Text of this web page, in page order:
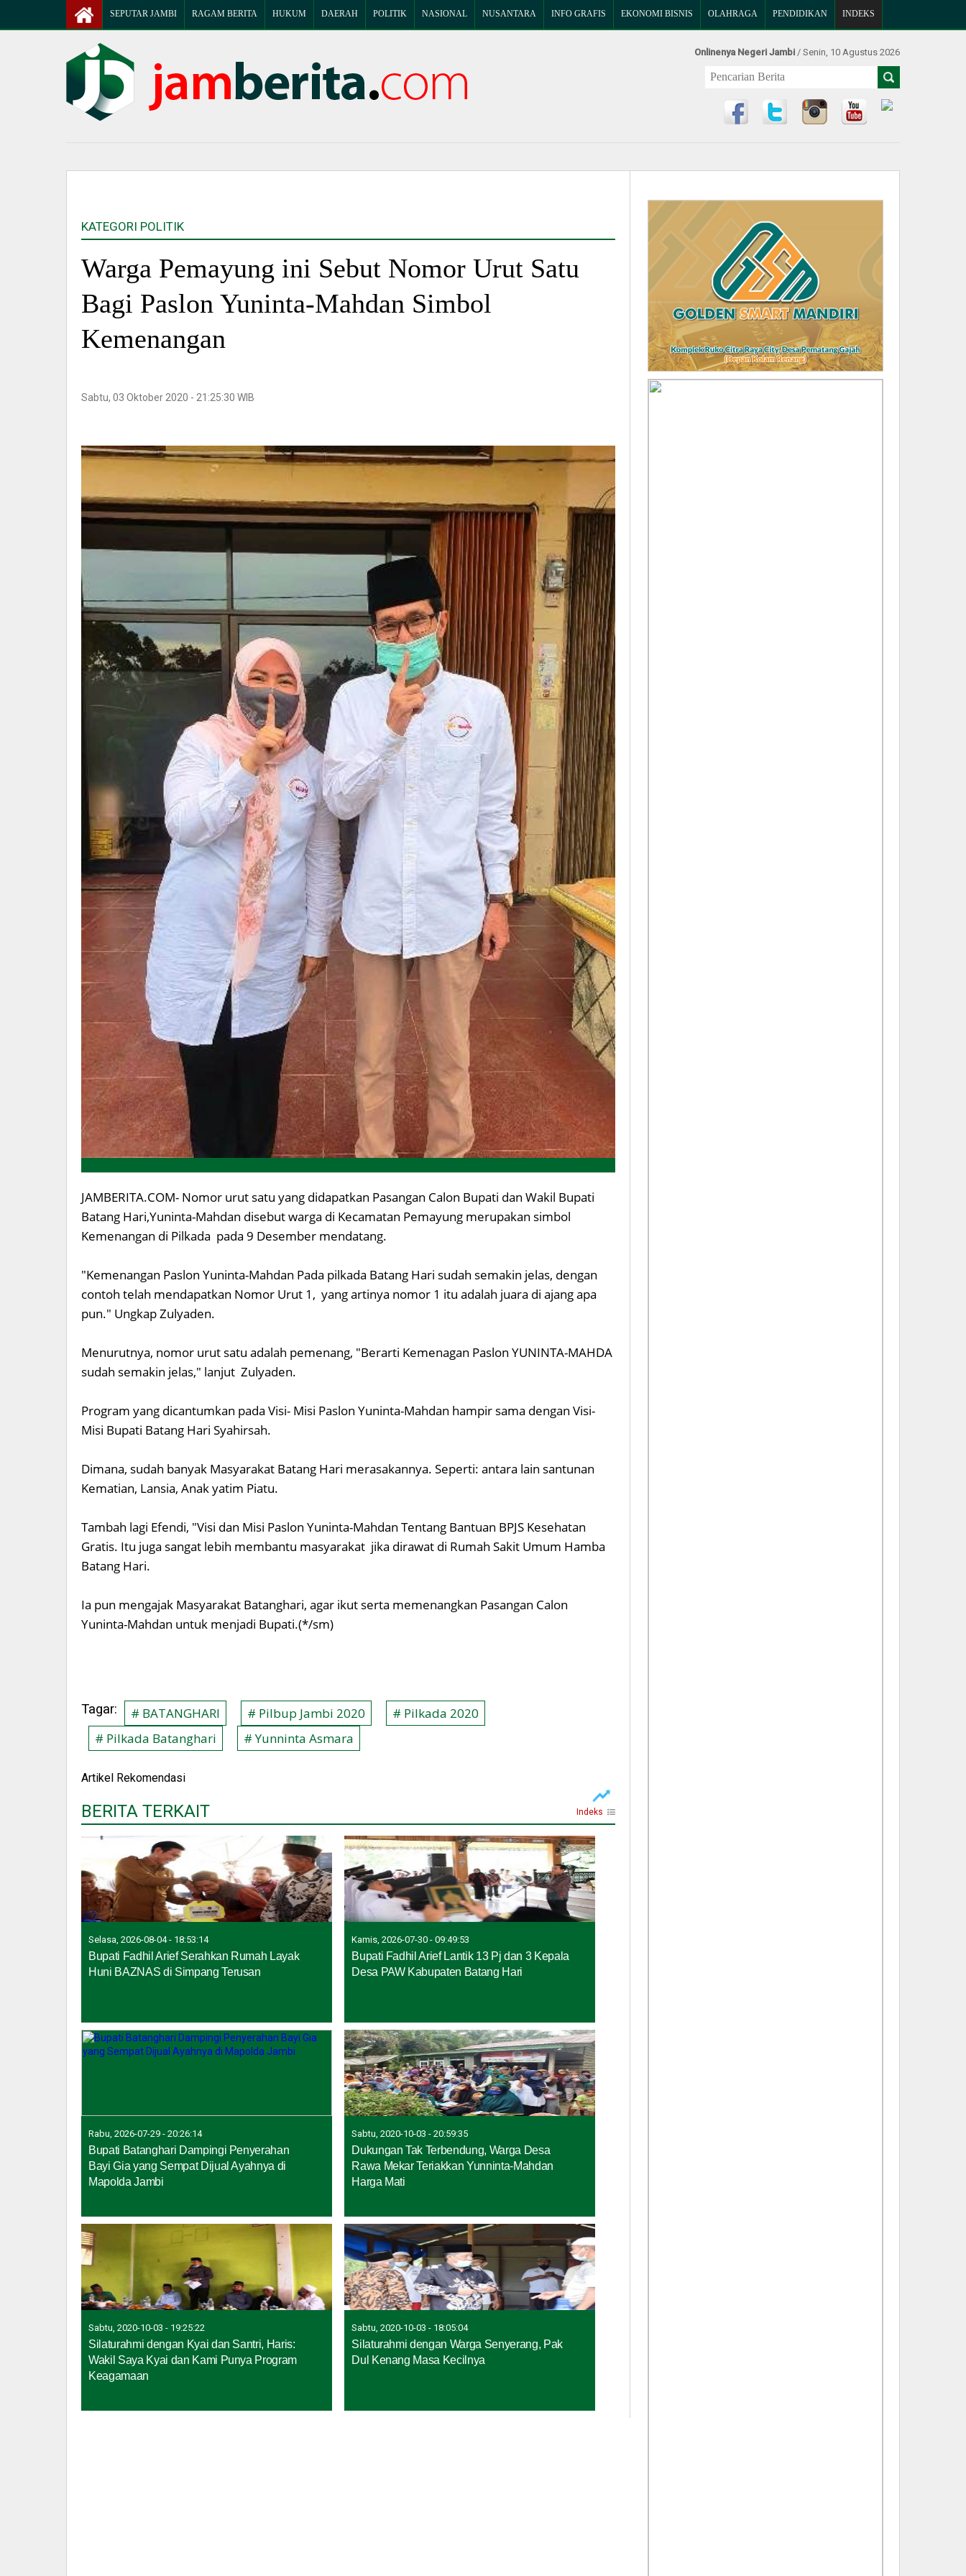
SEPUTAR JAMBI RAGAM BERITA HUKUM DAERAH POLITIK NASIONAL NUSANTARA INFO GRAFIS EKONOMI BISNIS OLAHRAGA PENDIDIKAN INDEKS
Onlinenya Negeri Jambi / Senin, 10 Agustus 2026
KATEGORI POLITIK
Warga Pemayung ini Sebut Nomor Urut Satu
Bagi Paslon Yuninta-Mahdan Simbol
Kemenangan
Sabtu, 03 Oktober 2020 - 21:25:30 WIB
JAMBERITA.COM- Nomor urut satu yang didapatkan Pasangan Calon Bupati dan Wakil Bupati
Batang Hari,Yuninta-Mahdan disebut warga di Kecamatan Pemayung merupakan simbol
Kemenangan di Pilkada pada 9 Desember mendatang.
"Kemenangan Paslon Yuninta-Mahdan Pada pilkada Batang Hari sudah semakin jelas, dengan
contoh telah mendapatkan Nomor Urut 1, yang artinya nomor 1 itu adalah juara di ajang apa
pun." Ungkap Zulyaden.
Menurutnya, nomor urut satu adalah pemenang, "Berarti Kemenagan Paslon YUNINTA-MAHDA
sudah semakin jelas," lanjut Zulyaden.
Program yang dicantumkan pada Visi- Misi Paslon Yuninta-Mahdan hampir sama dengan Visi-
Misi Bupati Batang Hari Syahirsah.
Dimana, sudah banyak Masyarakat Batang Hari merasakannya. Seperti: antara lain santunan
Kematian, Lansia, Anak yatim Piatu.
Tambah lagi Efendi, "Visi dan Misi Paslon Yuninta-Mahdan Tentang Bantuan BPJS Kesehatan
Gratis. Itu juga sangat lebih membantu masyarakat jika dirawat di Rumah Sakit Umum Hamba
Batang Hari.
Ia pun mengajak Masyarakat Batanghari, agar ikut serta memenangkan Pasangan Calon
Yuninta-Mahdan untuk menjadi Bupati.(*/sm)
Tagar: # BATANGHARI # Pilbup Jambi 2020
# Pilkada 2020
# Pilkada Batanghari
# Yunninta Asmara
Artikel Rekomendasi
BERITA TERKAIT Indeks
Selasa, 2026-08-04 - 18:53:14
Bupati Fadhil Arief Serahkan Rumah Layak
Huni BAZNAS di Simpang Terusan
Kamis, 2026-07-30 - 09:49:53
Bupati Fadhil Arief Lantik 13 Pj dan 3 Kepala
Desa PAW Kabupaten Batang Hari
Rabu, 2026-07-29 - 20:26:14
Bupati Batanghari Dampingi Penyerahan
Bayi Gia yang Sempat Dijual Ayahnya di
Mapolda Jambi
Sabtu, 2020-10-03 - 20:59:35
Dukungan Tak Terbendung, Warga Desa
Rawa Mekar Teriakkan Yunninta-Mahdan
Harga Mati
Sabtu, 2020-10-03 - 19:25:22
Silaturahmi dengan Kyai dan Santri, Haris:
Wakil Saya Kyai dan Kami Punya Program
Keagamaan
Sabtu, 2020-10-03 - 18:05:04
Silaturahmi dengan Warga Senyerang, Pak
Dul Kenang Masa Kecilnya